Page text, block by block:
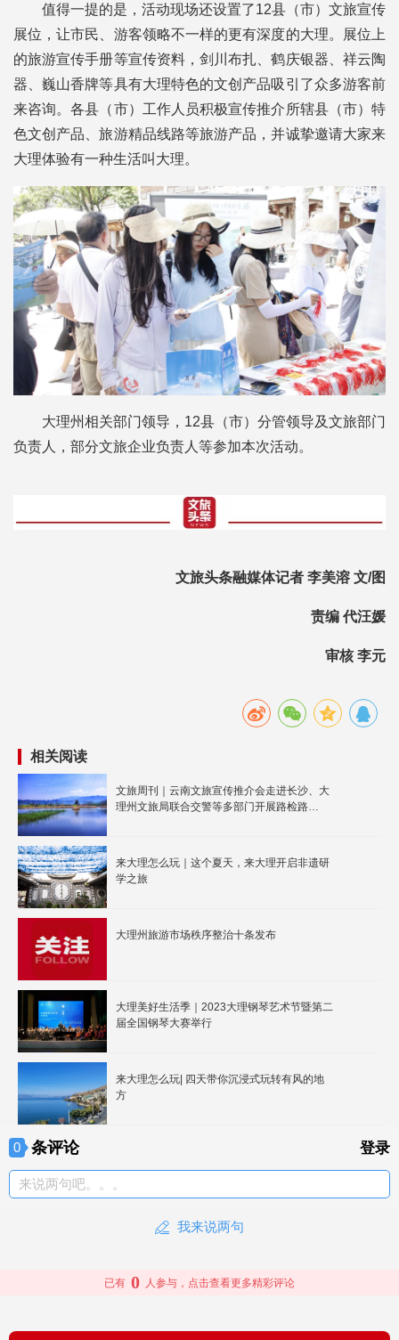
值得一提的是，活动现场还设置了12县（市）文旅宣传
展位，让市民、游客领略不一样的更有深度的大理。展位上
的旅游宣传手册等宣传资料，剑川布扎、鹤庆银器、祥云陶
器、巍山香牌等具有大理特色的文创产品吸引了众多游客前
来咨询。各县（市）工作人员积极宣传推介所辖县（市）特
色文创产品、旅游精品线路等旅游产品，并诚挚邀请大家来
大理体验有一种生活叫大理。
大理州相关部门领导，12县（市）分管领导及文旅部门
负责人，部分文旅企业负责人等参加本次活动。
文旅头条融媒体记者 李美溶 文/图
责编 代汪媛
审核 李元
相关阅读
文旅周刊｜云南文旅宣传推介会走进长沙、大
理州文旅局联合交警等多部门开展路检路
来大理怎么玩｜这个夏天，来大理开启非遗研
学之旅
大理州旅游市场秩序整治十条发布
大理美好生活季｜2023大理钢琴艺术节暨第二
届全国钢琴大赛举行
来大理怎么玩| 四天带你沉浸式玩转有风的地
方
0 条评论 登录
来说两句吧。。。
我来说两句
已有 0 人参与，点击查看更多精彩评论